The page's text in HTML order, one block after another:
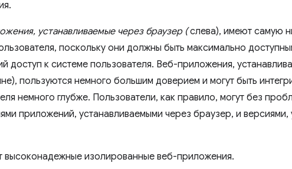
устанавливаемые через браузер (слева), имеют самую
поскольку они должны быть максимально
доступ к системе пользователя. Веб-приложения,
пользуются немного большим доверием и могут быть
немного глубже. Пользователи, как правило, могут без
приложений, устанавливаемыми через браузер, и версиями,
высоконадежные изолированные веб-приложения.